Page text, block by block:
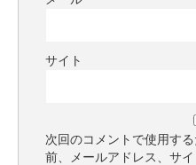
サイト
次回のコメントで使用す
前、メールアドレス、サイ